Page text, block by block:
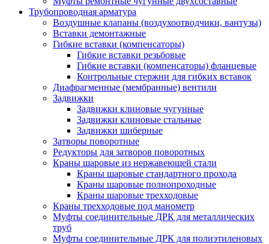
Трубопроводная арматура
Воздушные клапаны (воздухоотводчики, вантузы)
Вставки демонтажные
Гибкие вставки (компенсаторы)
Гибкие вставки резьбовые
Гибкие вставки (компенсаторы) фланцевые
Контрольные стержни для гибких вставок
Диафрагменные (мембранные) вентили
Задвижки
Задвижки клиновые чугунные
Задвижки клиновые стальные
Задвижки шиберные
Затворы поворотные
Редукторы для затворов поворотных
Краны шаровые из нержавеющей стали
Краны шаровые стандартного прохода
Краны шаровые полнопроходные
Краны шаровые трехходовые
Краны трехходовые под манометр
Муфты соединительные ДРК для металлических
труб
Муфты соединительные ДРК для полиэтиленовых